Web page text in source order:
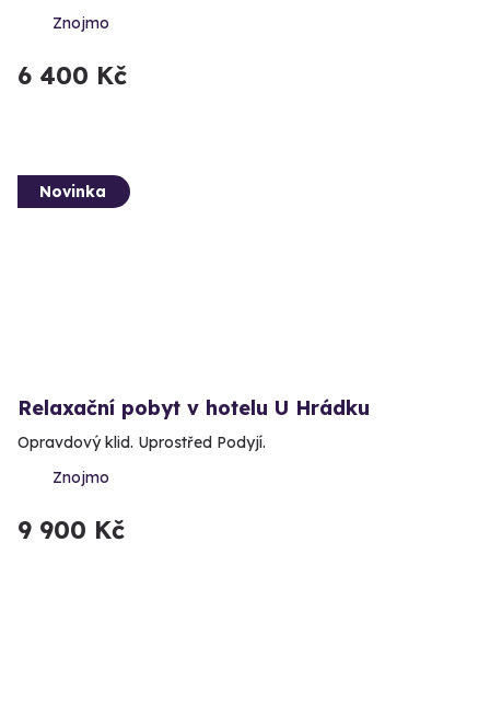
Znojmo
6 400 Kč
Novinka
Relaxační pobyt v hotelu U Hrádku
Opravdový klid. Uprostřed Podyjí.
Znojmo
9 900 Kč